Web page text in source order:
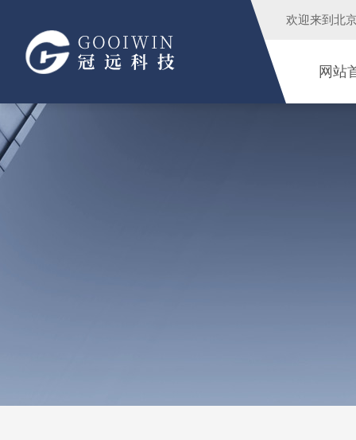
欢迎来到 北
网站